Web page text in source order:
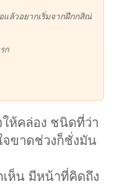
ล้วอยากเริ่มจากฝึกกสิณ่
ก
ลัวบาปมากกว่านี้เพราะ
วยแนะนำหน่อยนะคะ
ห้คล่อง ชนิดที่ว่า
จขาดช่วงก็ชั่งมัน
เห็น มีหน้าที่คิดถึง